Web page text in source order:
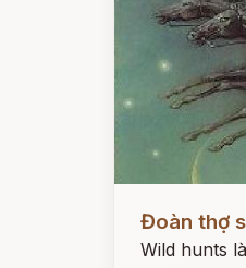
Đoàn thợ
Wild hunts